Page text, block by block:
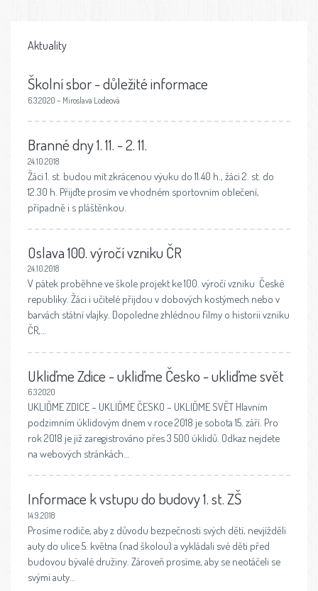
Aktuality
Školní sbor - důležité informace
6.3.2020 – Miroslava Lodeová
Branné dny 1. 11. - 2. 11.
24.10.2018
Žáci 1. st. budou mít zkrácenou výuku do 11.40 h., žáci 2. st. do
12.30 h. Přijďte prosím ve vhodném sportovním oblečení,
případně i s pláštěnkou.
Oslava 100. výročí vzniku ČR
24.10.2018
V pátek proběhne ve škole projekt ke 100. výročí vzniku České
republiky. Žáci i učitelé přijdou v dobových kostýmech nebo v
barvách státní vlajky. Dopoledne zhlédnou filmy o historii vzniku
ČR,…
Ukliďme Zdice - ukliďme Česko - ukliďme svět
6.3.2020
UKLIĎME ZDICE – UKLIĎME ČESKO – UKLIĎME SVĚT Hlavním
podzimním úklidovým dnem v roce 2018 je sobota 15. září. Pro
rok 2018 je již zaregistrováno přes 3 500 úklidů. Odkaz nejdete
na webových stránkách…
Informace k vstupu do budovy 1. st. ZŠ
14.9.2018
Prosíme rodiče, aby z důvodu bezpečnosti svých dětí, nevjížděli
auty do ulice 5. května (nad školou) a vykládali své děti před
budovou bývalé družiny. Zároveň prosíme, aby se neotáčeli se
svými auty…